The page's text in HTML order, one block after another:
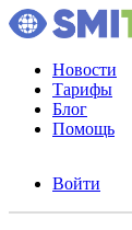
Новости
Тарифы
Блог
Помощь
Войти